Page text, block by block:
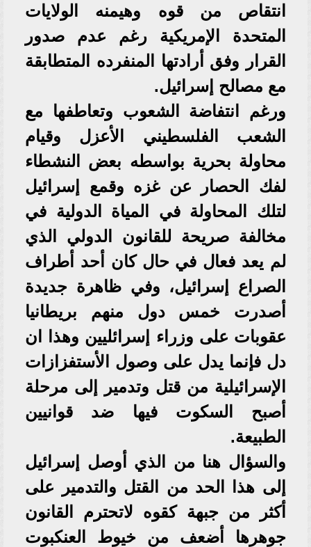
انتقاص من قوه وهيمنه الولايات
المتحدة الإمريكية رغم عدم صدور
القرار وفق أرادتها المنفرده المتطابقة
مع مصالح إسرائيل.
ورغم انتفاضة الشعوب وتعاطفها مع
الشعب الفلسطيني الأعزل وقيام
محاولة بحرية بواسطه بعض النشطاء
لفك الحصار عن غزه وقمع إسرائيل
لتلك المحاولة في المياة الدولية في
مخالفة صريحة للقانون الدولي الذي
لم يعد فعال في حال كان أحد أطراف
الصراع إسرائيل، وفي ظاهرة جديدة
أصدرت خمس دول منهم بريطانيا
عقوبات على وزراء إسرائليين وهذا ان
دل فإنما يدل على وصول الأستفزازات
الإسرائيلية من قتل وتدمير إلى مرحلة
أصبح السكوت فيها ضد قوانيين
الطبيعة.
والسؤال هنا من الذي أوصل إسرائيل
إلى هذا الحد من القتل والتدمير على
أكثر من جبهة كقوه لاتحترم القانون
جوهرها أضعف من خيوط العنكبوت